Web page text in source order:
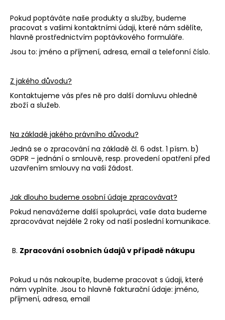
Pokud poptáváte naše produkty a služby, budeme
pracovat s vašimi kontaktními údaji, které nám sdělíte,
hlavně prostřednictvím poptávkového formuláře.
Jsou to: jméno a příjmení, adresa, email a telefonní číslo.
Z jakého důvodu?
Kontaktujeme vás přes ně pro další domluvu ohledně
zboží a služeb.
Na základě jakého právního důvodu?
Jedná se o zpracování na základě čl. 6 odst. 1 písm. b)
GDPR – jednání o smlouvě, resp. provedení opatření před
uzavřením smlouvy na vaši žádost.
Jak dlouho budeme osobní údaje zpracovávat?
Pokud nenavážeme další spolupráci, vaše data budeme
zpracovávat nejdéle 2 roky od naší poslední komunikace.
B. Zpracování osobních údajů v případě nákupu
Pokud u nás nakoupíte, budeme pracovat s údaji, které
nám vyplníte. Jsou to hlavně fakturační údaje: jméno,
příjmení, adresa, email
D
o
r
u
č
j
e
m
e
CD
333
Kč